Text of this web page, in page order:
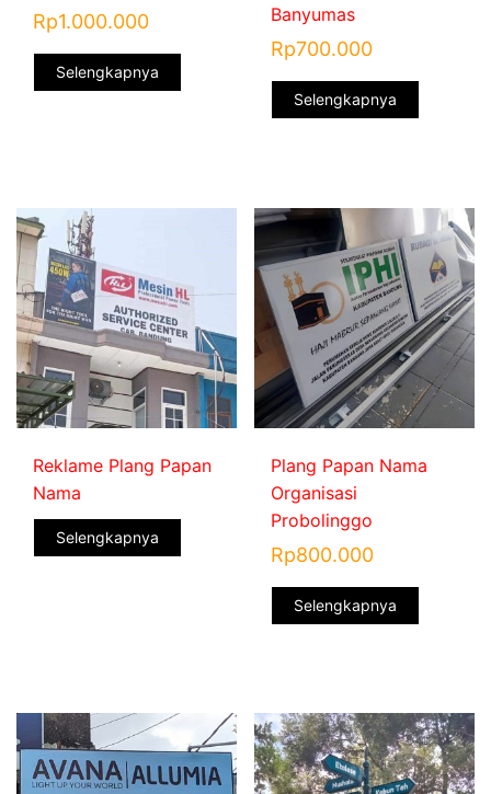
Rp1.000.000
Selengkapnya
Banyumas
Rp700.000
Selengkapnya
Reklame Plang Papan
Nama
Selengkapnya
Plang Papan Nama
Organisasi
Probolinggo
Rp800.000
Selengkapnya